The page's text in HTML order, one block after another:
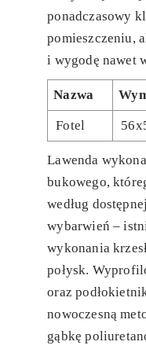
ponadczasowy
pomieszczeniu,
i wygodę nawet
Nazwa
Fotel
Lawenda
bukowego,
według
wybarwień –
wykonania
połysk.
oraz
nowoczesną
gąbkę